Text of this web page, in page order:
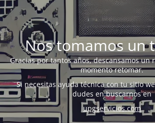
Nos tomamos un
Gracias por tantos años, descansamos un
momento retomar.
Si necesitas ayuda técnica con tu sitio
dudes en buscarnos en
upgservicios.com